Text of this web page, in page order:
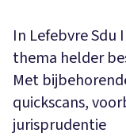
In Lefebvre Sdu
thema helder
Met
quickscans,
jurisprudentie